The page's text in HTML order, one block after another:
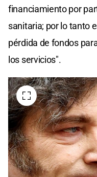
seconds
financiamiento por
sanitaria; por lo tanto
pérdida de fondos
los servicios".